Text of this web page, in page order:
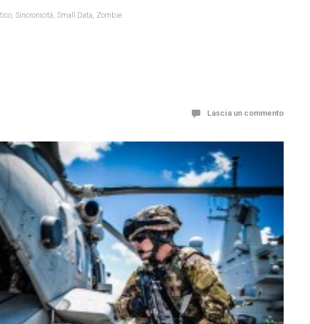
, Sincronicità, Small Data, Zombie
Lascia un commento